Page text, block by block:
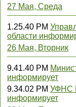
27 Мая, Среда
1.25.40 PM
области
26 Мая, Вторник
9.41.40 PM
информирует
9.34.02 PM УФНС
информирует